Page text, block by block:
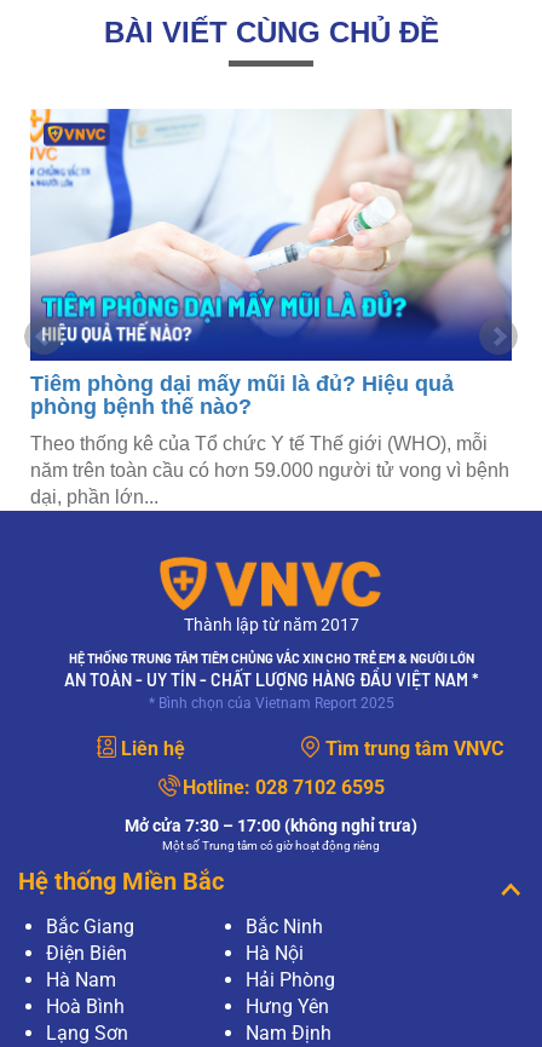
BÀI VIẾT CÙNG CHỦ ĐỀ
Tiêm phòng dại mấy mũi là đủ? Hiệu quả
phòng bệnh thế nào?
Theo thống kê của Tổ chức Y tế Thế giới (WHO), mỗi
năm trên toàn cầu có hơn 59.000 người tử vong vì bệnh
dại, phần lớn...
Thành lập từ năm 2017
HỆ THỐNG TRUNG TÂM TIÊM CHỦNG VẮC XIN CHO TRẺ EM & NGƯỜI LỚN
AN TOÀN - UY TÍN - CHẤT LƯỢNG HÀNG ĐẦU VIỆT NAM *
* Bình chọn của Vietnam Report 2025
Liên hệ
Tìm trung tâm VNVC
Hotline: 028 7102 6595
Mở cửa 7:30 – 17:00 (không nghỉ trưa)
Một số Trung tâm có giờ hoạt động riêng
Hệ thống Miền Bắc
Bắc Giang
Bắc Ninh
Điện Biên
Hà Nội
Hà Nam
Hải Phòng
Hoà Bình
Hưng Yên
Lạng Sơn
Nam Định